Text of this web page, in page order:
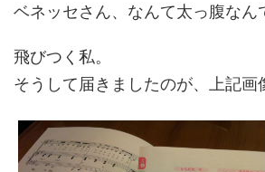
ベネッセさん、なんて太っ腹なん
飛びつく私。
そうして届きましたのが、上記画